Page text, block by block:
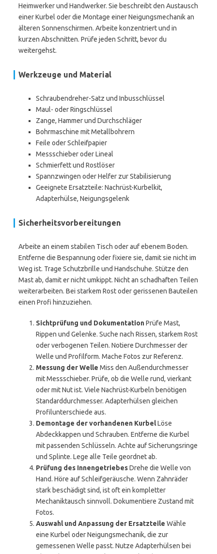
Heimwerker und Handwerker. Sie beschreibt den Austausch
einer Kurbel oder die Montage einer Neigungsmechanik an
älteren Sonnenschirmen. Arbeite konzentriert und in
kurzen Abschnitten. Prüfe jeden Schritt, bevor du
weitergehst.
Werkzeuge und Material
Schraubendreher-Satz und Inbusschlüssel
Maul- oder Ringschlüssel
Zange, Hammer und Durchschläger
Bohrmaschine mit Metallbohrern
Feile oder Schleifpapier
Messschieber oder Lineal
Schmierfett und Rostlöser
Spannzwingen oder Helfer zur Stabilisierung
Geeignete Ersatzteile: Nachrüst-Kurbelkit,
Adapterhülse, Neigungsgelenk
Sicherheitsvorbereitungen
Arbeite an einem stabilen Tisch oder auf ebenem Boden.
Entferne die Bespannung oder fixiere sie, damit sie nicht im
Weg ist. Trage Schutzbrille und Handschuhe. Stütze den
Mast ab, damit er nicht umkippt. Nicht an schadhaften Teilen
weiterarbeiten. Bei starkem Rost oder gerissenen Bauteilen
einen Profi hinzuziehen.
Sichtprüfung und DokumentationPrüfe Mast,
Rippen und Gelenke. Suche nach Rissen, starkem Rost
oder verbogenen Teilen. Notiere Durchmesser der
Welle und Profilform. Mache Fotos zur Referenz.
Messung der Welle Miss den Außendurchmesser
mit Messschieber. Prüfe, ob die Welle rund, vierkant
oder mit Nut ist. Viele Nachrüst-Kurbeln benötigen
Standarddurchmesser. Adapterhülsen gleichen
Profilunterschiede aus.
Demontage der vorhandenen KurbelLöse
Abdeckkappen und Schrauben. Entferne die Kurbel
mit passenden Schlüsseln. Achte auf Sicherungsringe
und Splinte. Lege alle Teile geordnet ab.
Prüfung des InnengetriebesDrehe die Welle von
Hand. Höre auf Schleifgeräusche. Wenn Zahnräder
stark beschädigt sind, ist oft ein kompletter
Mechaniktausch sinnvoll. Dokumentiere Zustand mit
Fotos.
Auswahl und Anpassung der Ersatzteile Wähle
eine Kurbel oder Neigungsmechanik, die zur
gemessenen Welle passt. Nutze Adapterhülsen bei